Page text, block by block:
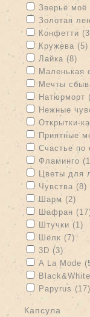
Apply Зверьё
Зверьё моё
Apply Золотая
Золотая
ApplyКонфетти
Apply Кружева
Кружева (5)
Apply Лайка
Лайка (8)
ApplyМаленькая
Apply Мечты
Мечты
ApplyНатюрморт
Apply Нежные
Нежные
ApplyОткрытки-
ApplyПриятные
Apply Счастье
Счастье по
ApplyФламинго
Apply Цветы
Цветы для
Apply Чувства
Чувства (8)
Apply Шарм
Шарм (2)
Apply Шафран
Шафран
Apply Штучки
Штучки (1)
Apply Шёлк filter
Шёлк (7)
Apply 3D filter
3D (3)
Apply A La
A La Mode
Apply
Apply Papyrus
Papyrus (17)
капсула